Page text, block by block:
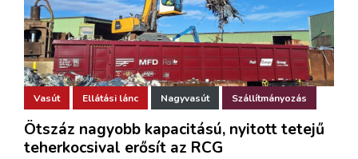
Vasút Ellátási lánc Nagyvasút Szállítmányozás
Ötszáz nagyobb kapacitású, nyitott tetejű
teherkocsival erősít az RCG